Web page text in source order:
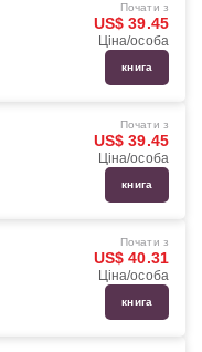
Почати з
US$ 39.45
Ціна/особа
книга
Почати з
US$ 39.45
Ціна/особа
книга
Почати з
US$ 40.31
Ціна/особа
книга